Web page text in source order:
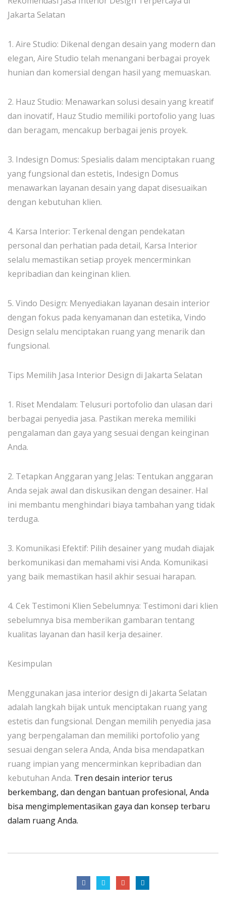
Jakarta Selatan
1. Aire Studio: Dikenal dengan desain yang modern dan
elegan, Aire Studio telah menangani berbagai proyek
hunian dan komersial dengan hasil yang memuaskan.
2. Hauz Studio: Menawarkan solusi desain yang kreatif
dan inovatif, Hauz Studio memiliki portofolio yang luas
dan beragam, mencakup berbagai jenis proyek.
3. Indesign Domus: Spesialis dalam menciptakan ruang
yang fungsional dan estetis, Indesign Domus
menawarkan layanan desain yang dapat disesuaikan
dengan kebutuhan klien.
4. Karsa Interior: Terkenal dengan pendekatan
personal dan perhatian pada detail, Karsa Interior
selalu memastikan setiap proyek mencerminkan
kepribadian dan keinginan klien.
5. Vindo Design: Menyediakan layanan desain interior
dengan fokus pada kenyamanan dan estetika, Vindo
Design selalu menciptakan ruang yang menarik dan
fungsional.
Tips Memilih Jasa Interior Design di Jakarta Selatan
1. Riset Mendalam: Telusuri portofolio dan ulasan dari
berbagai penyedia jasa. Pastikan mereka memiliki
pengalaman dan gaya yang sesuai dengan keinginan
Anda.
2. Tetapkan Anggaran yang Jelas: Tentukan anggaran
Anda sejak awal dan diskusikan dengan desainer. Hal
ini membantu menghindari biaya tambahan yang tidak
terduga.
3. Komunikasi Efektif: Pilih desainer yang mudah diajak
berkomunikasi dan memahami visi Anda. Komunikasi
yang baik memastikan hasil akhir sesuai harapan.
4. Cek Testimoni Klien Sebelumnya: Testimoni dari klien
sebelumnya bisa memberikan gambaran tentang
kualitas layanan dan hasil kerja desainer.
Kesimpulan
Menggunakan jasa interior design di Jakarta Selatan
adalah langkah bijak untuk menciptakan ruang yang
estetis dan fungsional. Dengan memilih penyedia jasa
yang berpengalaman dan memiliki portofolio yang
sesuai dengan selera Anda, Anda bisa mendapatkan
ruang impian yang mencerminkan kepribadian dan
kebutuhan Anda. Tren desain interior terus
berkembang, dan dengan bantuan profesional, Anda
bisa mengimplementasikan gaya dan konsep terbaru
dalam ruang Anda.